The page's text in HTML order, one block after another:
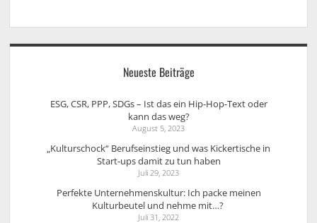
Neueste Beiträge
ESG, CSR, PPP, SDGs – Ist das ein Hip-Hop-Text oder
kann das weg?
August 5, 2023
„Kulturschock“ Berufseinstieg und was Kickertische in
Start-ups damit zu tun haben
Juli 29, 2023
Perfekte Unternehmenskultur: Ich packe meinen
Kulturbeutel und nehme mit…?
Juli 31, 2022